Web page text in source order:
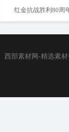
红金抗战胜利80周
西部素材网-精选素